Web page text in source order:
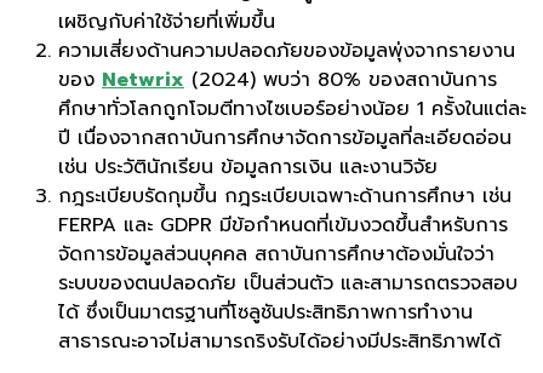
เผชิญกับค่าใช้จ่ายที่เพิ่มขึ้น
ความเสี่ยงด้านความปลอดภัยของข้อมูลพุ่งจากรายงาน
ของ Netwrix (2024) พบว่า 80% ของสถาบันการ
ศึกษาทั่วโลกถูกโจมตีทางไซเบอร์อย่างน้อย 1 ครั้งในแต่ละ
ปี เนื่องจากสถาบันการศึกษาจัดการข้อมูลที่ละเอียดอ่อน
เช่น ประวัตินักเรียน ข้อมูลการเงิน และงานวิจัย
กฎระเบียบรัดกุมขึ้น กฎระเบียบเฉพาะด้านการศึกษา เช่น
FERPA และ GDPR มีข้อกำหนดที่เข้มงวดขึ้นสำหรับการ
จัดการข้อมูลส่วนบุคคล สถาบันการศึกษาต้องมั่นใจว่า
ระบบของตนปลอดภัย เป็นส่วนตัว และสามารถตรวจสอบ
ได้ ซึ่งเป็นมาตรฐานที่โซลูชันประสิทธิภาพการทำงาน
สาธารณะอาจไม่สามารถริงรับได้อย่างมีประสิทธิภาพได้